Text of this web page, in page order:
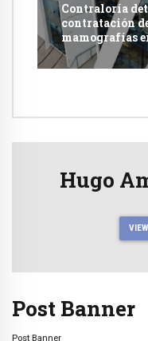
Contraloría
contratación
mamografías
acciones
Hugo
Post Banner
Post Banner